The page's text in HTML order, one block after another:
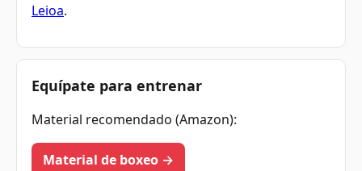
Leioa.
Equípate para entrenar
Material recomendado (Amazon):
Material de boxeo →